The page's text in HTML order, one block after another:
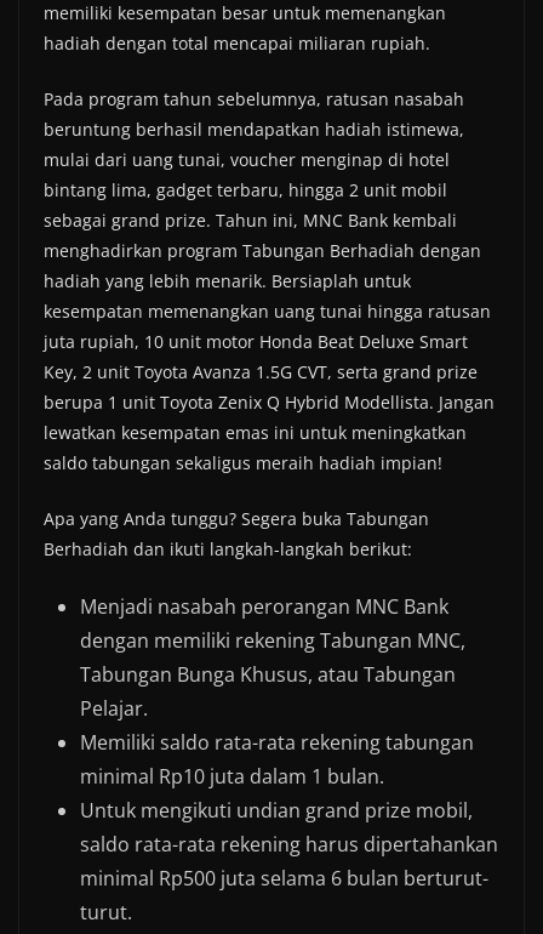
memiliki kesempatan besar untuk memenangkan
hadiah dengan total mencapai miliaran rupiah.
Pada program tahun sebelumnya, ratusan nasabah
beruntung berhasil mendapatkan hadiah istimewa,
mulai dari uang tunai, voucher menginap di hotel
bintang lima, gadget terbaru, hingga 2 unit mobil
sebagai grand prize. Tahun ini, MNC Bank kembali
menghadirkan program Tabungan Berhadiah dengan
hadiah yang lebih menarik. Bersiaplah untuk
kesempatan memenangkan uang tunai hingga ratusan
juta rupiah, 10 unit motor Honda Beat Deluxe Smart
Key, 2 unit Toyota Avanza 1.5G CVT, serta grand prize
berupa 1 unit Toyota Zenix Q Hybrid Modellista. Jangan
lewatkan kesempatan emas ini untuk meningkatkan
saldo tabungan sekaligus meraih hadiah impian!
Apa yang Anda tunggu? Segera buka Tabungan
Berhadiah dan ikuti langkah-langkah berikut:
Menjadi nasabah perorangan MNC Bank
dengan memiliki rekening Tabungan MNC,
Tabungan Bunga Khusus, atau Tabungan
Pelajar.
Memiliki saldo rata-rata rekening tabungan
minimal Rp10 juta dalam 1 bulan.
Untuk mengikuti undian grand prize mobil,
saldo rata-rata rekening harus dipertahankan
minimal Rp500 juta selama 6 bulan berturut-
turut.